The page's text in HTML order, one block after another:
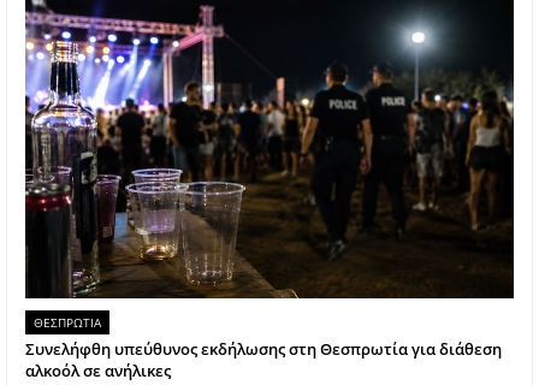
ΘΕΣΠΡΩΤΙΑ
Συνελήφθη υπεύθυνος εκδήλωσης στη Θεσπρωτία για διάθεση
αλκοόλ σε ανήλικες